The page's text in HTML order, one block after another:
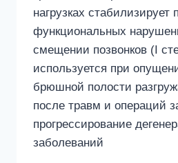
нагрузках стабилизирует
функциональных
смещении позвонков (I
используется при
брюшной полости
после травм и операций
прогрессирование
заболеваний